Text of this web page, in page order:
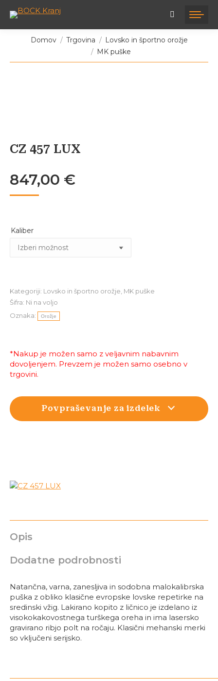
Tukaj ste:Domov Trgovina
Lovsko in športno orožje
MK puške
CZ 457 LUX
847,00 €
Kaliber
Kategoriji: Lovsko in športno orožje MK puške
Šifra: Ni na voljo
Oznaka:
Orožje
*Nakup je možen samo z veljavnim nabavnim
dovoljenjem. Prevzem je možen samo osebno v
trgovini.
Povpraševanje za izdelek
Opis
Dodatne podrobnosti
Natančna, varna, zanesljiva in sodobna malokalibrska
puška z obliko klasične evropske lovske repetirke na
sredinski vžig. Lakirano kopito z ličnico je izdelano iz
visokokakovostnega turškega oreha in ima lasersko
gravirano ribjo polt na ročaju. Klasični mehanski merki
so vključeni serijsko.